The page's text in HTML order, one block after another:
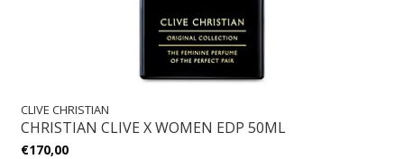
CLIVE CHRISTIAN
CHRISTIAN CLIVE X WOMEN EDP 50ML
€170,00